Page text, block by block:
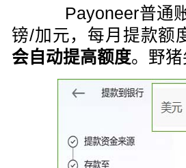
Payoneer普通
镑/加元，每月提款额
会自动提高额度。野